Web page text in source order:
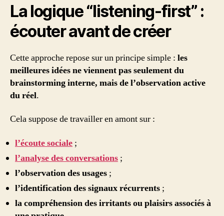
La logique “listening-first” :
écouter avant de créer
Cette approche repose sur un principe simple : les
meilleures idées ne viennent pas seulement du
brainstorming interne, mais de l’observation active
du réel.
Cela suppose de travailler en amont sur :
l’écoute sociale ;
l’analyse des conversations ;
l’observation des usages ;
l’identification des signaux récurrents ;
la compréhension des irritants ou plaisirs associés à